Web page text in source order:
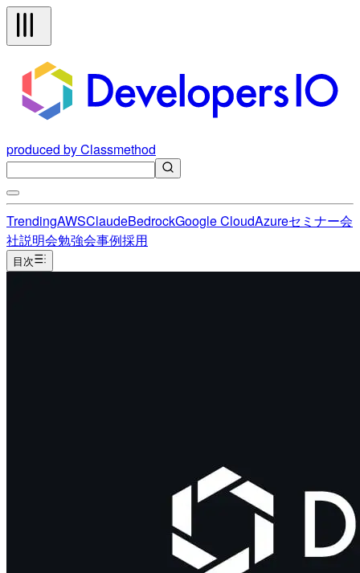
produced by Classmethod
TrendingAWSClaudeBedrockGoogle CloudAzureセミナー会
社説明会勉強会事例採用
目次